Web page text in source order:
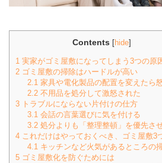
Contents [hide]
1 実家がゴミ屋敷になってしまう3つの原
2 ゴミ屋敷の掃除はハードルが高い
2.1家具や電化製品の配置を変えたら
2.2不用品を処分して激怒された
3 トラブルにならない片付けの仕方
3.1会話の言葉選びに気を付ける
3.2処分よりも「整理整頓」を優先さ
4 これだけはやっておくべき、ゴミ屋敷3
4.1キッチンなど火気があるところの
5 ゴミ屋敷化を防ぐためには